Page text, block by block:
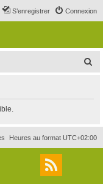
Connexion
S’enregistrer
r
c
Heures au format UTC+02:00